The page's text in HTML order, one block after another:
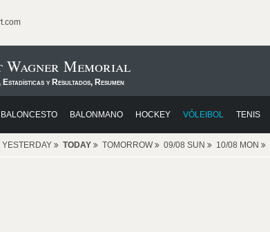
Wagner Memorial
y Resultados, Resumen
BALONCESTO BALONMANO HOCKEY VÓLEIBOL TENIS
YESTERDAY TODAY TOMORROW 09/08 SUN 10/08 MON